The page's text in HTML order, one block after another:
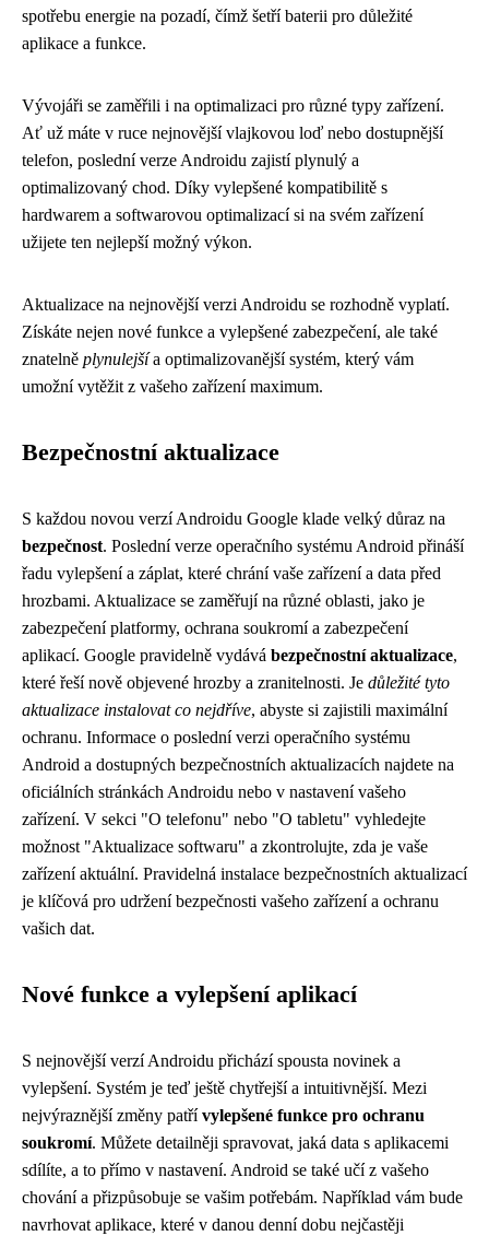
spotřebu energie na pozadí, čímž šetří baterii pro důležité
aplikace a funkce.
Vývojáři se zaměřili i na optimalizaci pro různé typy zařízení.
Ať už máte v ruce nejnovější vlajkovou loď nebo dostupnější
telefon, poslední verze Androidu zajistí plynulý a
optimalizovaný chod. Díky vylepšené kompatibilitě s
hardwarem a softwarovou optimalizací si na svém zařízení
užijete ten nejlepší možný výkon.
Aktualizace na nejnovější verzi Androidu se rozhodně vyplatí.
Získáte nejen nové funkce a vylepšené zabezpečení, ale také
znatelně plynulejšía optimalizovanější systém, který vám
umožní vytěžit z vašeho zařízení maximum.
Bezpečnostní aktualizace
S každou novou verzí Androidu Google klade velký důraz na
bezpečnost. Poslední verze operačního systému Android přináší
řadu vylepšení a záplat, které chrání vaše zařízení a data před
hrozbami. Aktualizace se zaměřují na různé oblasti, jako je
zabezpečení platformy, ochrana soukromí a zabezpečení
aplikací. Google pravidelně vydává bezpečnostní aktualizace,
které řeší nově objevené hrozby a zranitelnosti. Je důležité tyto
aktualizace instalovat co nejdříve, abyste si zajistili maximální
ochranu. Informace o poslední verzi operačního systému
Android a dostupných bezpečnostních aktualizacích najdete na
oficiálních stránkách Androidu nebo v nastavení vašeho
zařízení. V sekci "O telefonu" nebo "O tabletu" vyhledejte
možnost "Aktualizace softwaru" a zkontrolujte, zda je vaše
zařízení aktuální. Pravidelná instalace bezpečnostních aktualizací
je klíčová pro udržení bezpečnosti vašeho zařízení a ochranu
vašich dat.
Nové funkce a vylepšení aplikací
S nejnovější verzí Androidu přichází spousta novinek a
vylepšení. Systém je teď ještě chytřejší a intuitivnější. Mezi
nejvýraznější změny patřívylepšené funkce pro ochranu
soukromí. Můžete detailněji spravovat, jaká data s aplikacemi
sdílíte, a to přímo v nastavení. Android se také učí z vašeho
chování a přizpůsobuje se vašim potřebám. Například vám bude
navrhovat aplikace, které v danou denní dobu nejčastěji